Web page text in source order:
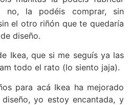
no, la podéis comprar, sin
el otro riñón que te quedaría
diseño.
Ikea, que si me seguís ya las
todo el rato (lo siento jaja).
para acá Ikea ha mejorado
yo estoy encantada, y